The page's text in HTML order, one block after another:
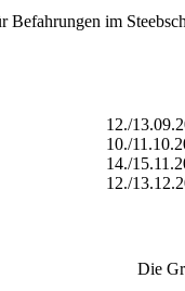
im
12./
10./
14./
12./
Die